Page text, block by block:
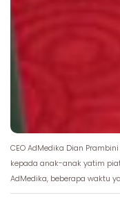
CEO AdMedika Dian
kepada anak-anak yatim
AdMedika, beberapa waktu